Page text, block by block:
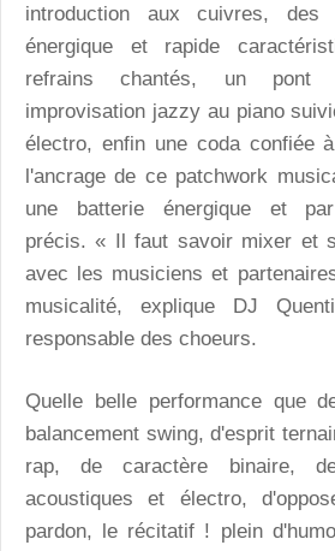
introduction aux cuivres, des
énergique et rapide
refrains chantés, un pont
improvisation jazzy au piano
électro, enfin une coda confiée
l'ancrage de ce patchwork
une batterie énergique et
précis. « Il faut savoir mixer et
avec les musiciens et
musicalité, explique DJ
responsable des choeurs.
Quelle belle performance que
balancement swing, d'esprit
rap, de caractère binaire,
acoustiques et électro,
pardon, le récitatif ! plein